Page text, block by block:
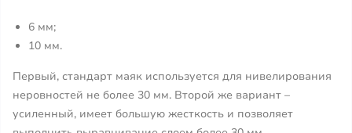
6 мм;
10 мм.
Первый, стандарт маяк используется для нивелирования
неровностей не более 30 мм. Второй же вариант –
усиленный, имеет большую жесткость и позволяет